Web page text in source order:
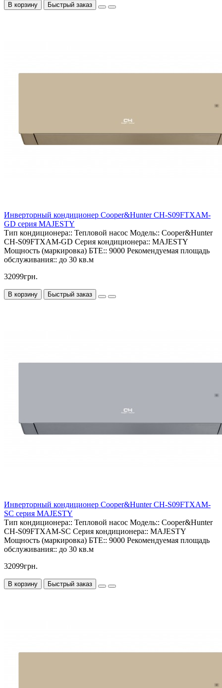
В корзину Быстрый заказ
Инверторный кондиционер Cooper&Hunter CH-S09FTXAM-
GD серия MAJESTY
Тип кондиционера:: Тепловой насос Модель:: Cooper&Hunter
CH-S09FTXAM-GD Серия кондиционера:: MAJESTY
Мощность (маркировка) БТЕ:: 9000 Рекомендуемая площадь
обслуживания:: до 30 кв.м
32099грн.
В корзину Быстрый заказ
Инверторный кондиционер Cooper&Hunter CH-S09FTXAM-
SC серия MAJESTY
Тип кондиционера:: Тепловой насос Модель:: Cooper&Hunter
CH-S09FTXAM-SC Серия кондиционера:: MAJESTY
Мощность (маркировка) БТЕ:: 9000 Рекомендуемая площадь
обслуживания:: до 30 кв.м
32099грн.
В корзину Быстрый заказ